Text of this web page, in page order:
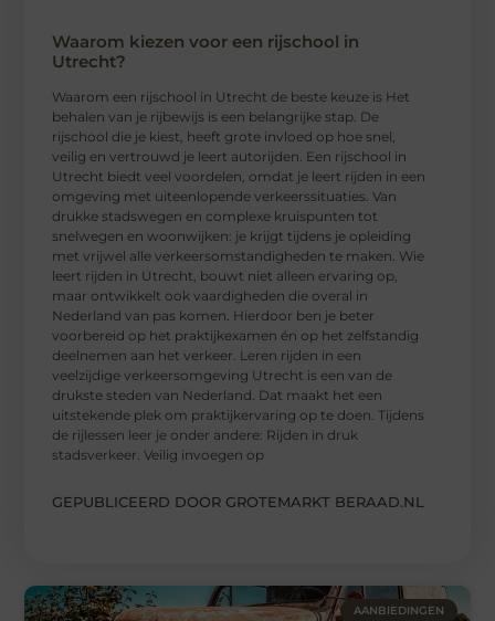
Waarom kiezen voor een rijschool in
Utrecht?
Waarom een ​​rijschool in Utrecht de beste keuze is Het
behalen van je rijbewijs is een belangrijke stap. De
rijschool die je kiest, heeft grote invloed op hoe snel,
veilig en vertrouwd je leert autorijden. Een rijschool in
Utrecht biedt veel voordelen, omdat je leert rijden in een
omgeving met uiteenlopende verkeerssituaties. Van
drukke stadswegen en complexe kruispunten tot
snelwegen en woonwijken: je krijgt tijdens je opleiding
met vrijwel alle verkeersomstandigheden te maken. Wie
leert rijden in Utrecht, bouwt niet alleen ervaring op,
maar ontwikkelt ook vaardigheden die overal in
Nederland van pas komen. Hierdoor ben je beter
voorbereid op het praktijkexamen én op het zelfstandig
deelnemen aan het verkeer. Leren rijden in een
veelzijdige verkeersomgeving Utrecht is een van de
drukste steden van Nederland. Dat maakt het een
uitstekende plek om praktijkervaring op te doen. Tijdens
de rijlessen leer je onder andere: Rijden in druk
stadsverkeer. Veilig invoegen op
GEPUBLICEERD DOOR GROTEMARKT BERAAD.NL
AANBIEDINGEN